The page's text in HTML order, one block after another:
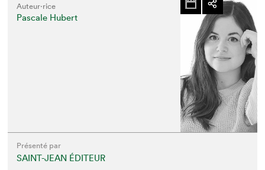
Auteur·rice
Pascale Hubert
Présenté par
SAINT-JEAN ÉDITEUR